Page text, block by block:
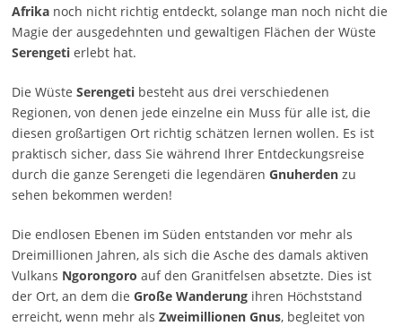
Afrikanoch nicht richtig entdeckt, solange man noch nicht die
Magie der ausgedehnten und gewaltigen Flächen der Wüste
Serengetierlebt hat.
Die Wüste Serengetibesteht aus drei verschiedenen
Regionen, von denen jede einzelne ein Muss für alle ist, die
diesen großartigen Ort richtig schätzen lernen wollen. Es ist
praktisch sicher, dass Sie während Ihrer Entdeckungsreise
durch die ganze Serengeti die legendären Gnuherdenzu
sehen bekommen werden!
Die endlosen Ebenen im Süden entstanden vor mehr als
Dreimillionen Jahren, als sich die Asche des damals aktiven
Vulkans Ngorongoro auf den Granitfelsen absetzte. Dies ist
der Ort, an dem die Große Wanderungihren Höchststand
erreicht, wenn mehr als Zweimillionen Gnus, begleitet von